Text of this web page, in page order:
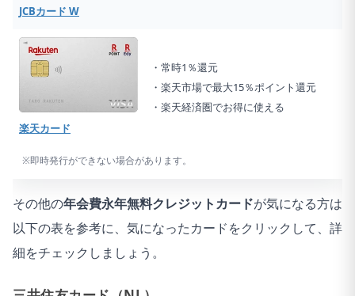
JCBカード W
楽天カード
・常時1％還元
・楽天市場で最大15％ポイント還元
・楽天経済圏でお得に使える
※即時発行ができない場合があります。
その他の年会費永年無料クレジットカードが気になる方は
以下の表を参考に、気になったカードをクリックして、詳
細をチェックしましょう。